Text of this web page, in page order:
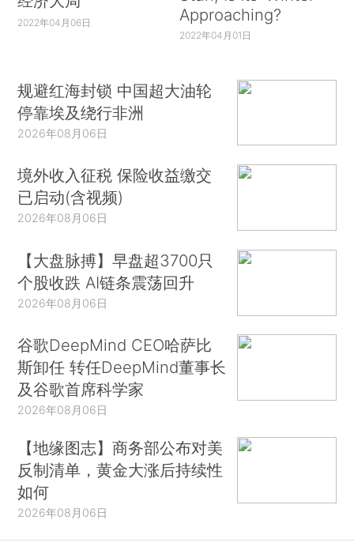
2022年04月06日
Approaching?
2022年04月01日
规避红海封锁 中国超大油轮
停靠埃及绕行非洲
2026年08月06日
境外收入征税 保险收益缴交
已启动(含视频)
2026年08月06日
【大盘脉搏】早盘超3700只
个股收跌 AI链条震荡回升
2026年08月06日
谷歌DeepMind CEO哈萨比
斯卸任 转任DeepMind董事长
及谷歌首席科学家
2026年08月06日
【地缘图志】商务部公布对美
反制清单，黄金大涨后持续性
如何
2026年08月06日